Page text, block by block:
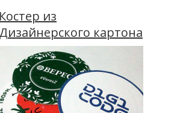
Костер из
Дизайнерского картона